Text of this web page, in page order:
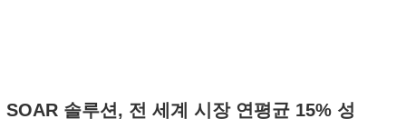
SOAR 솔루션, 전 세계 시장 연평균 15% 성